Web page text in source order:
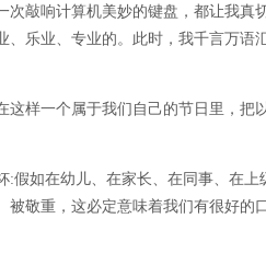
次敲响计算机美妙的键盘，都让我真
、乐业、专业的。此时，我千言万语
这样一个属于我们自己的节日里，把
:假如在幼儿、在家长、在同事、在上
被敬重，这必定意味着我们有很好的